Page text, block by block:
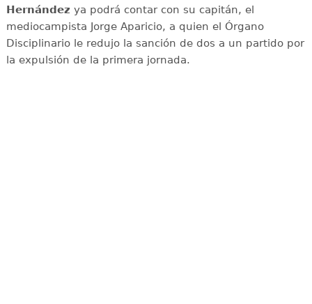
Hernández ya podrá contar con su capitán, el
mediocampista Jorge Aparicio, a quien el Órgano
Disciplinario le redujo la sanción de dos a un partido por
la expulsión de la primera jornada.